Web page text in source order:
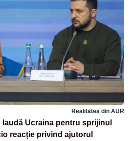
Realitatea din AUR
Ucraina pentru sprijinul
reacție privind ajutorul